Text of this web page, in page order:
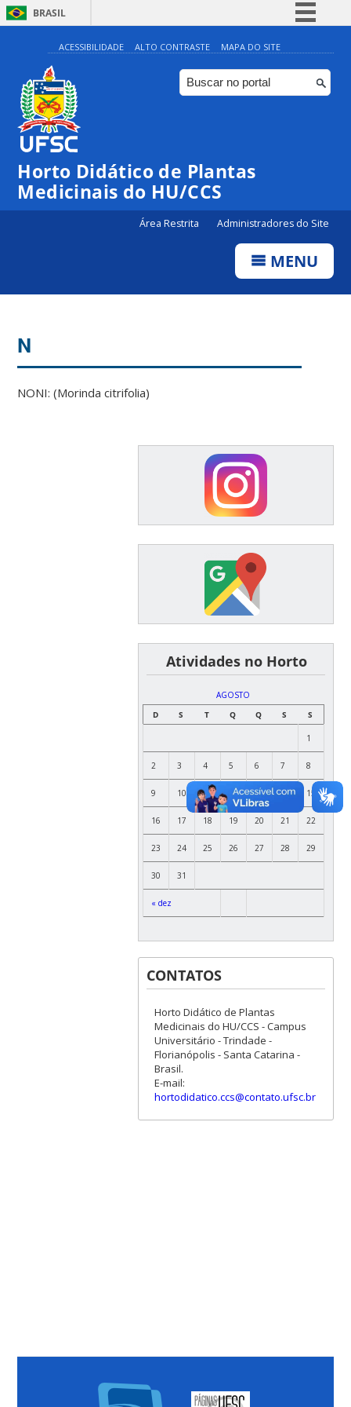
BRASIL
Simplifique!
Comunica BR
Participe
Canais
ACESSIBILIDADE ALTO CONTRASTE MAPA DO SITE
Horto Didático de Plantas
Medicinais do HU/CCS
Área Restrita Administradores do Site
MENU
N
NONI: (Morinda citrifolia)
͏ ͏ ͏ ͏ ͏ ͏Atividades no Horto
AGOSTO
D
S T Q Q S S
« dez
1
2 3 4 5 6 7 8
9 10 11 12 13 14 15
16 17 18 19 20 21 22
23 24 25 26 27 28 29
30 31
CONTATOS
Horto Didático de Plantas
Medicinais do HU/CCS - Campus
Universitário - Trindade -
Florianópolis - Santa Catarina -
Brasil.
E-mail:
hortodidatico.ccs@contato.ufsc.br